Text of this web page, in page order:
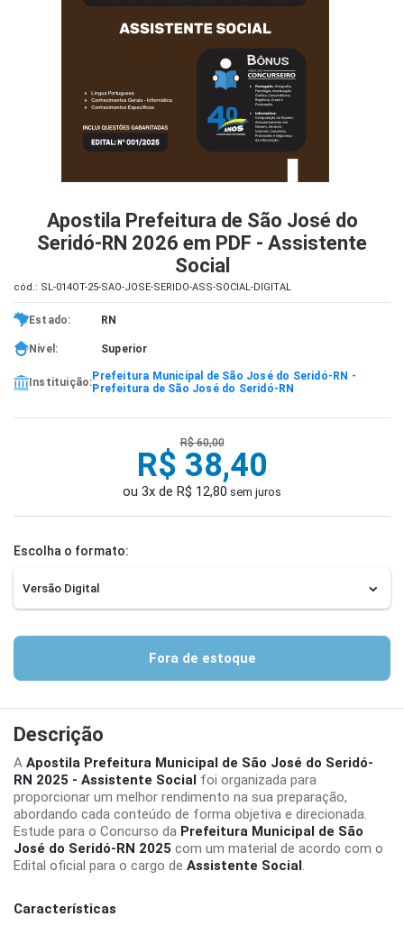
Apostila Prefeitura de São José do
Seridó-RN 2026 em PDF - Assistente
Social
cód.: SL-014OT-25-SAO-JOSE-SERIDO-ASS-SOCIAL-DIGITAL
Estado: RN
Nível: Superior
Instituição:Prefeitura Municipal de São José do Seridó-RN -
Prefeitura de São José do Seridó-RN
R$ 60,00
R$ 38,40
ou 3x de R$ 12,80 sem juros
Escolha o formato:
Fora de estoque
Descrição
A Apostila Prefeitura Municipal de São José do Seridó-
RN 2025 - Assistente Social foi organizada para
proporcionar um melhor rendimento na sua preparação,
abordando cada conteúdo de forma objetiva e direcionada.
Estude para o Concurso da Prefeitura Municipal de São
José do Seridó-RN 2025 com um material de acordo com o
Edital oficial para o cargo de Assistente Social.
Características